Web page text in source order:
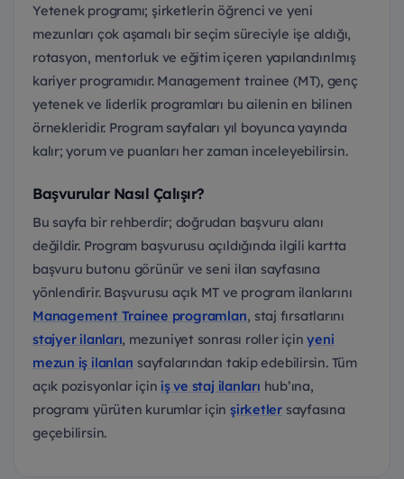
Yetenek programı; şirketlerin öğrenci ve yeni
mezunları çok aşamalı bir seçim süreciyle işe aldığı,
rotasyon, mentorluk ve eğitim içeren yapılandırılmış
kariyer programıdır. Management trainee (MT), genç
yetenek ve liderlik programları bu ailenin en bilinen
örnekleridir. Program sayfaları yıl boyunca yayında
kalır; yorum ve puanları her zaman inceleyebilirsin.
Başvurular Nasıl Çalışır?
Bu sayfa bir rehberdir; doğrudan başvuru alanı
değildir. Program başvurusu açıldığında ilgili kartta
başvuru butonu görünür ve seni ilan sayfasına
yönlendirir. Başvurusu açık MT ve program ilanlarını
Management Trainee programları, staj fırsatlarını
stajyer ilanları, mezuniyet sonrası roller içinyeni
mezun iş ilanları sayfalarından takip edebilirsin. Tüm
açık pozisyonlar için iş ve staj ilanları hub’ına,
programı yürüten kurumlar içinşirketler sayfasına
geçebilirsin.